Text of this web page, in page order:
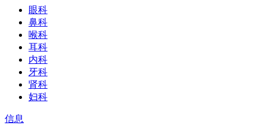
眼科
鼻科
喉科
耳科
内科
牙科
肾科
妇科
信息